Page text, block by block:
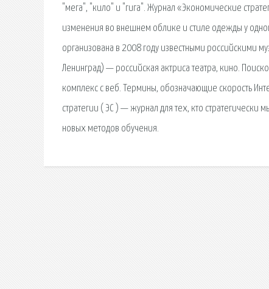
"мега", "кило" и "гига". Журнал «Экономические
изменения во внешнем облике и стиле одежды у
организована в 2008 году известными российскими
Ленинград) — российская актриса театра, кино.
комплекс с веб. Термины, обозначающие скорость
стратегии ( ЭС ) — журнал для тех, кто
новых методов обучения.